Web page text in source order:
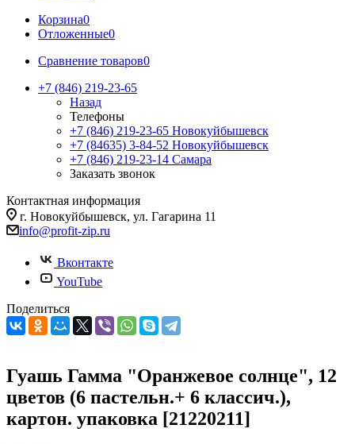
Корзина0
Отложенные0
Сравнение товаров0
+7 (846) 219-23-65
Назад
Телефоны
+7 (846) 219-23-65 Новокуйбышевск
+7 (84635) 3-84-52 Новокуйбышевск
+7 (846) 219-23-14 Самара
Заказать звонок
Контактная информация
г. Новокуйбышевск, ул. Гагарина 11
info@profit-zip.ru
Вконтакте
YouTube
Поделиться
Гуашь Гамма "Оранжевое солнце", 12
цветов (6 пастельн.+ 6 классич.),
картон. упаковка [21220211]